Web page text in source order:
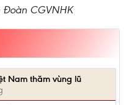
Đoàn CGVNHK
Nam thăm vùng lũ